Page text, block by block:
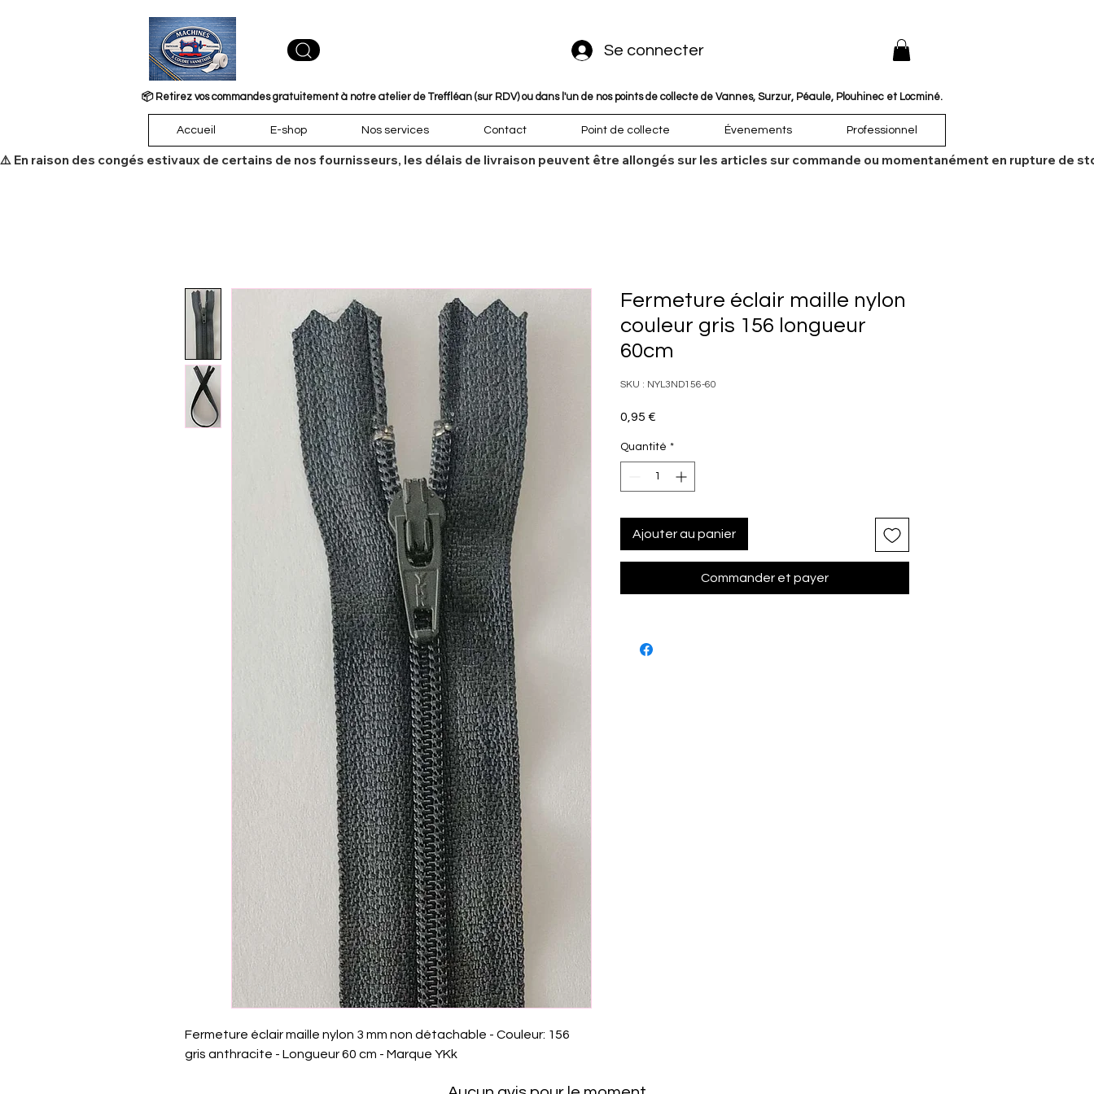
Se connecter
📦 Retirez vos commandes gratuitement à notre atelier de Treffléan (sur RDV) ou dans l'un de nos points de collecte de Vannes, Surzur, Péaule, Plouhinec et Locminé.
Accueil E-shop Nos services Contact Point de collecte Évenements Professionnel
​⚠️ En raison des congés estivaux de certains de nos fournisseurs, les délais de livraison peuvent être allongés sur les articles sur commande ou momentanément en rupture de
Fermeture éclair maille nylon 3 mm non détachable - Couleur: 156
gris anthracite - Longueur 60 cm - Marque YKk
Fermeture éclair maille nylon
couleur gris 156 longueur
60cm
SKU : NYL3ND156-60
0,95 €
Quantité *
Ajouter au panier
Commander et payer